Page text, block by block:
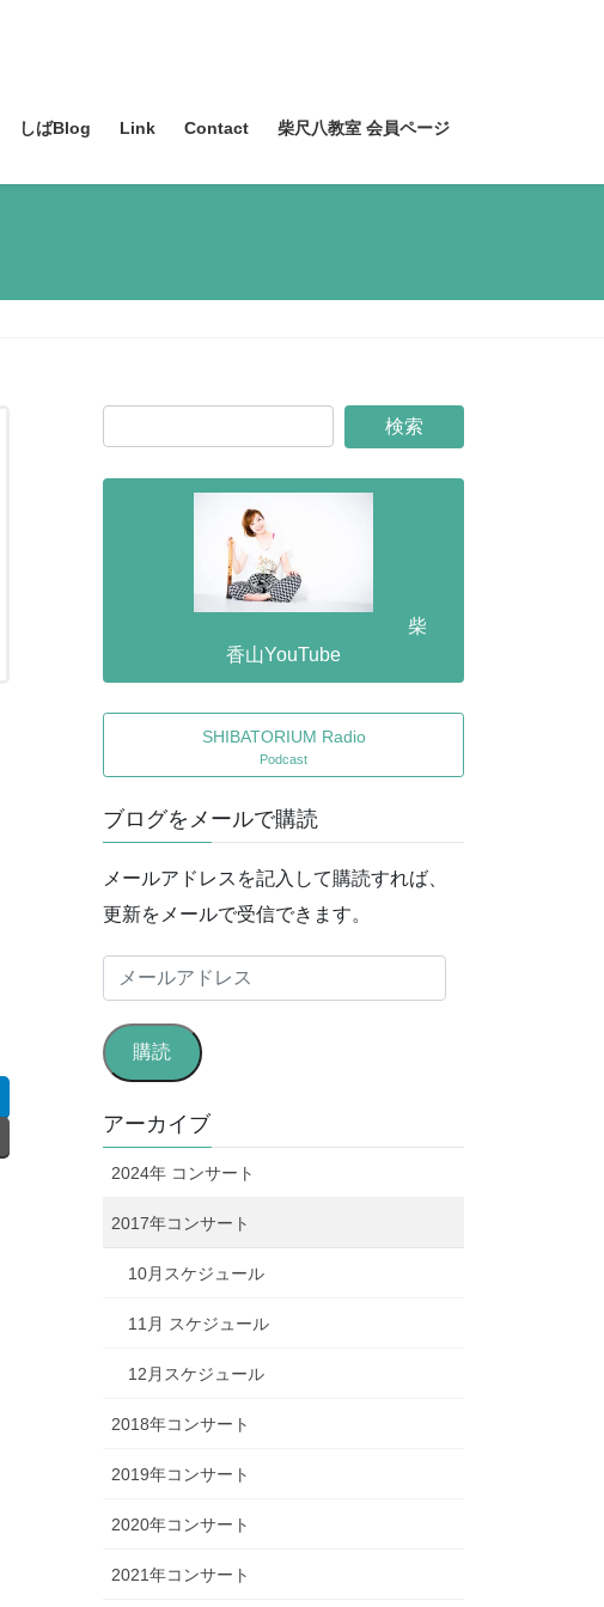
しばBlog Link Contact 柴尺八教室 会員ページ
柴
香山YouTube
SHIBATORIUM Radio
Podcast
ブログをメールで購読
メールアドレスを記入して購読すれば、
更新をメールで受信できます。
ー
ル
ア
ド
レ
購読
アーカイブ
2024年 コンサート
2017年コンサート
10月スケジュール
11月 スケジュール
12月スケジュール
2018年コンサート
2019年コンサート
2020年コンサート
2021年コンサート